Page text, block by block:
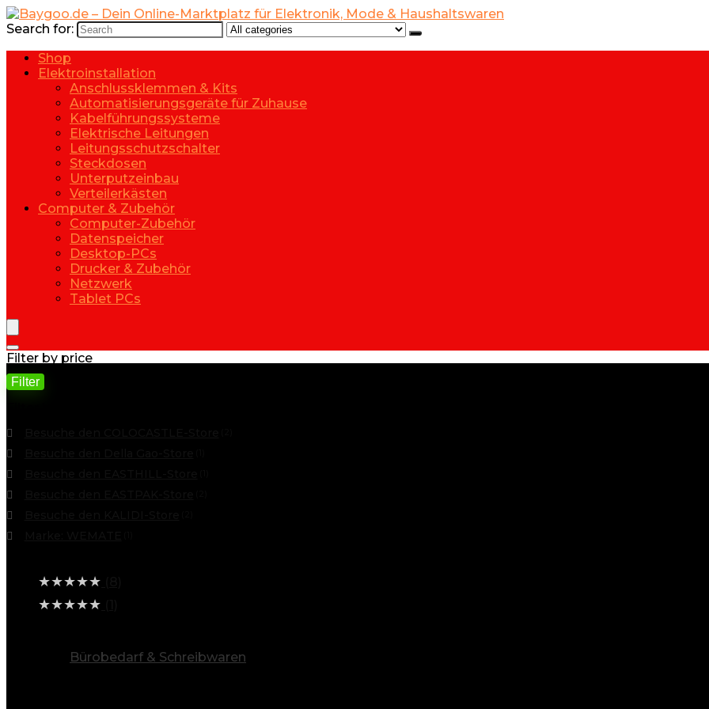
Search for:
Shop
Elektroinstallation
Anschlussklemmen & Kits
Automatisierungsgeräte für Zuhause
Kabelführungssysteme
Elektrische Leitungen
Leitungsschutzschalter
Steckdosen
Unterputzeinbau
Verteilerkästen
Computer & Zubehör
Computer-Zubehör
Datenspeicher
Desktop-PCs
Drucker & Zubehör
Netzwerk
Tablet PCs
Filter by price
Filter
★★★★★
★★★★★
Bürobedarf & Schreibwaren